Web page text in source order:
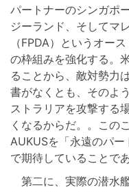
パートナーのシンガポ
ジーランド、そしてマ
（FPDA）というオー
の枠組みを強化する。
ることから、敵対勢力
書がなくとも、そのよ
ストラリアを攻撃する
くなるからだ。。この
AUKUSを「永遠のパ
で期待していることであ
第二に、実際の潜水